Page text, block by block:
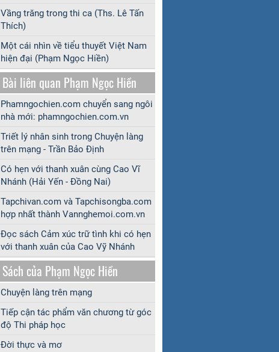
Vầng trăng trong thi ca (Ths. Lê Tấn
Thích)
Một cái nhìn về tiểu thuyết Việt Nam
hiện đại (Phạm Ngọc Hiền)
Bài liên quan Phạm Ngọc Hiền
Phamngochien.com chuyển sang ngôi
nhà mới: phamngochien.com.vn
Triết lý nhân sinh trong Chuyện làng
trên mạng - Trần Bảo Định
Có hẹn với thanh xuân cùng Cao Vĩ
Nhánh (Hải Yến - Đồng Nai)
Tapchivan.com và Tapchisongba.com
hợp nhất thành Vannghemoi.com.vn
Đọc sách Cảm xúc trữ tình khi có hẹn
với thanh xuân của Cao Vỹ Nhánh
Sách của Phạm Ngọc Hiền
Chuyện làng trên mạng
Tiếp cận tác phẩm văn chương từ góc
độ Thi pháp học
Đời thực và mơ